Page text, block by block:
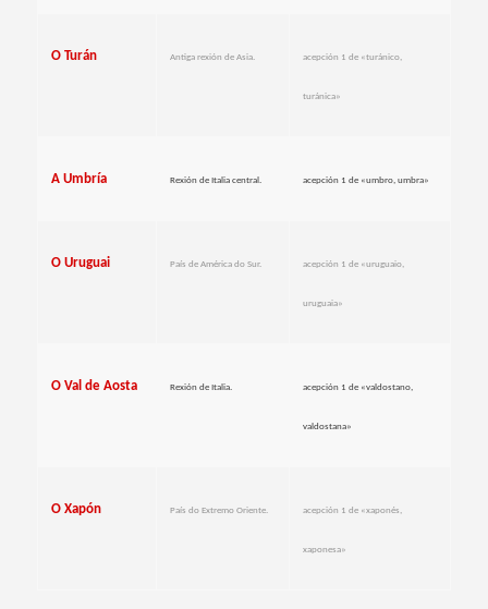
O Turán Antiga rexión de Asia. acepción 1 de «turánico,
turánica»
A Umbría Rexión de Italia central. acepción 1 de «umbro, umbra»
O Uruguai País de América do Sur. acepción 1 de «uruguaio,
uruguaia»
O Val de Aosta Rexión de Italia. acepción 1 de «valdostano,
valdostana»
O Xapón País do Extremo Oriente. acepción 1 de «xaponés,
xaponesa»